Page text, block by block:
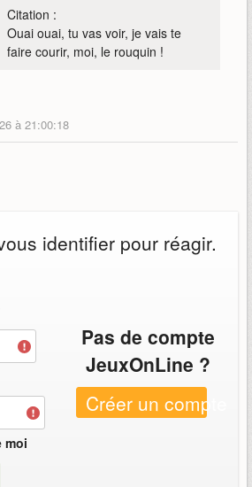
Citation :
Ouai ouai, tu vas voir, je vais te
faire courir, moi, le rouquin !
à 21:00:18
identifier pour réagir.
moi
Pas de compte
JeuxOnLine ?
Créer un compte